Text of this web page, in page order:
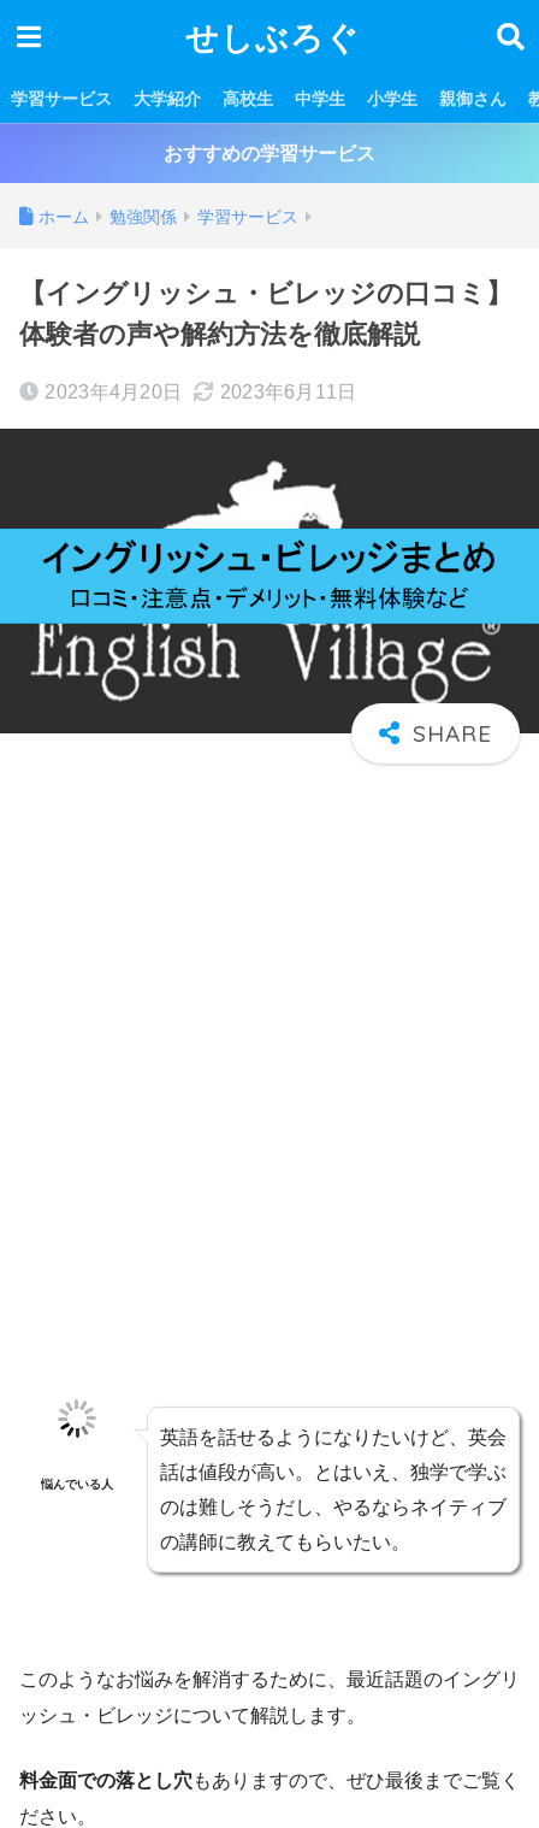
せしぶろぐ
学習サービス 大学紹介 高校生 中学生 小学生 親御さん
おすすめの学習サービス
ホーム 勉強関係 学習サービス
【イングリッシュ・ビレッジの口コミ】
体験者の声や解約方法を徹底解説
2023年4月20日 2023年6月11日
悩んでいる人
英語を話せるようになりたいけど、英会
話は値段が高い。とはいえ、独学で学ぶ
のは難しそうだし、やるならネイティブ
の講師に教えてもらいたい。
このようなお悩みを解消するために、最近話題のイングリ
ッシュ・ビレッジについて解説します。
料金面での落とし穴もありますので、ぜひ最後までご覧く
ださい。